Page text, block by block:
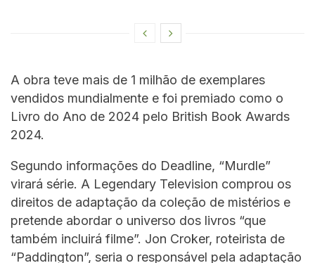
A obra teve mais de 1 milhão de exemplares
vendidos mundialmente e foi premiado como o
Livro do Ano de 2024 pelo British Book Awards
2024.
Segundo informações do Deadline, “Murdle”
virará série. A Legendary Television comprou os
direitos de adaptação da coleção de mistérios e
pretende abordar o universo dos livros “que
também incluirá filme”. Jon Croker, roteirista de
“Paddington”, seria o responsável pela adaptação